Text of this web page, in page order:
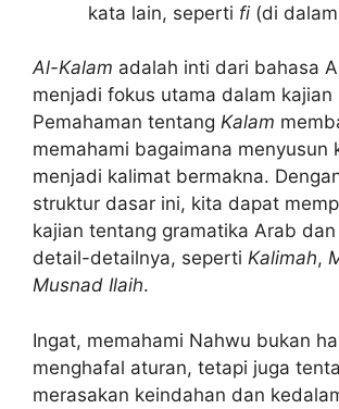
kata lain, seperti fi (di
Al-Kalam adalah inti dari bahasa
menjadi fokus utama dalam kajian
Pemahaman tentang Kalam
memahami bagaimana menyusun
menjadi kalimat bermakna.
struktur dasar ini, kita dapat
kajian tentang gramatika Arab
detail-detailnya, seperti Kalimah,
Musnad Ilaih.
Ingat, memahami Nahwu bukan
menghafal aturan, tetapi juga
merasakan keindahan dan